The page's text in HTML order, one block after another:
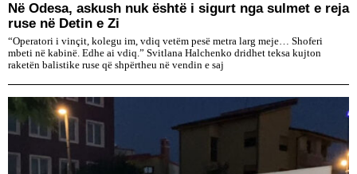
​Në Odesa, askush nuk është i sigurt nga sulmet e reja
ruse në Detin e Zi
“Operatori i vinçit, kolegu im, vdiq vetëm pesë metra larg meje… Shoferi
mbeti në kabinë. Edhe ai vdiq.” Svitlana Halchenko dridhet teksa kujton
raketën balistike ruse që shpërtheu në vendin e saj